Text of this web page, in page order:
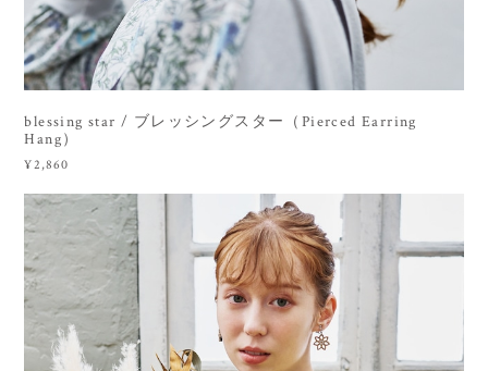
blessing star / ブレッシングスター（Pierced Earring
Hang）
¥2,860